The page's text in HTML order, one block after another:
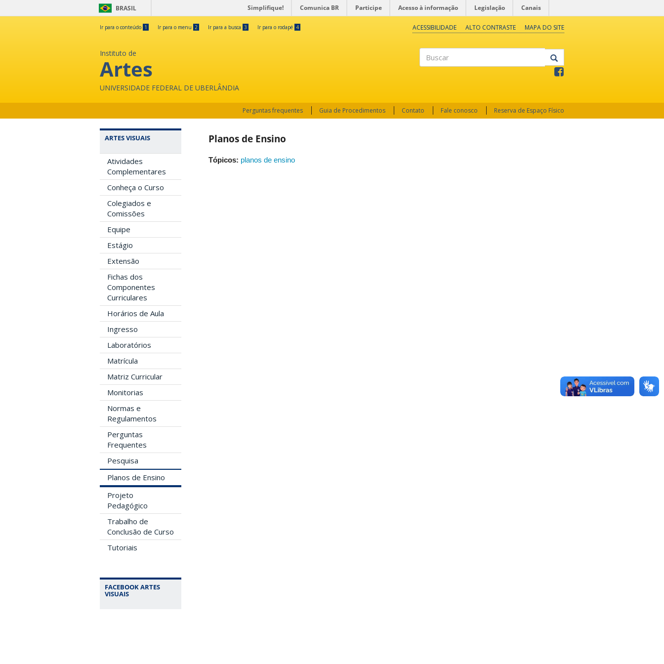
BRASIL Simplifique! Comunica BR Participe Acesso à informação Legislação Canais
Ir para o conteúdo 1 Ir para o menu 2 Ir para a busca 3 Ir para o rodapé 4 ACESSIBILIDADE ALTO CONTRASTE MAPA DO SITE
Instituto de
Artes
UNIVERSIDADE FEDERAL DE UBERLÂNDIA
Perguntas frequentes Guia de Procedimentos Contato Fale conosco Reserva de Espaço Físico
ARTES VISUAIS
Atividades
Complementares
Conheça o Curso
Colegiados e
Comissões
Equipe
Estágio
Extensão
Fichas dos
Componentes
Curriculares
Horários de Aula
Ingresso
Laboratórios
Matrícula
Matriz Curricular
Monitorias
Normas e
Regulamentos
Perguntas
Frequentes
Pesquisa
Planos de Ensino
Projeto
Pedagógico
Trabalho de
Conclusão de Curso
Tutoriais
FACEBOOK ARTES
VISUAIS
Planos de Ensino
Tópicos: planos de ensino